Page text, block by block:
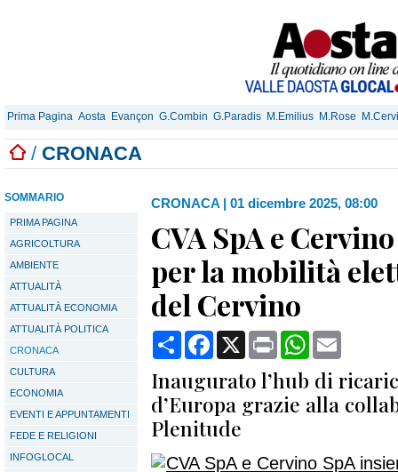
Prima Pagina Aosta Evançon G.Combin G.Paradis M.Emilius M.Rose
/ CRONACA
SOMMARIO
PRIMA PAGINA
AGRICOLTURA
AMBIENTE
ATTUALITÀ
ATTUALITÀ ECONOMIA
ATTUALITÀ POLITICA
CRONACA
CULTURA
ECONOMIA
EVENTI E APPUNTAMENTI
FEDE E RELIGIONI
INFOGLOCAL
CRONACA | 01 dicembre 2025, 08:00
CVA SpA e
per la mobilità
del Cervino
CondividiFacebook
X Print WhatsApp
Inaugurato l’hub di
d’Europa grazie alla
Plenitude